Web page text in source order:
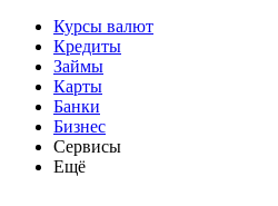
Курсы валют
Кредиты
Займы
Карты
Банки
Бизнес
Сервисы
Ещё